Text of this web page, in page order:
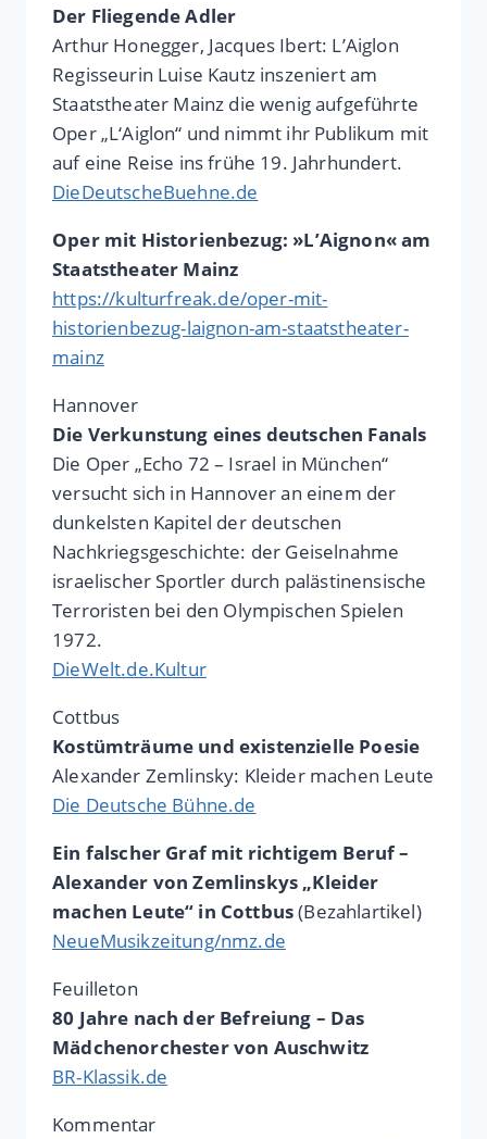
Der Fliegende Adler
Arthur Honegger, Jacques Ibert: L’Aiglon
Regisseurin Luise Kautz inszeniert am
Staatstheater Mainz die wenig aufgeführte
Oper „L‘Aiglon“ und nimmt ihr Publikum mit
auf eine Reise ins frühe 19. Jahrhundert.
DieDeutscheBuehne.de
Oper mit Historienbezug: »L’Aignon« am
Staatstheater Mainz
https://kulturfreak.de/oper-mit-
historienbezug-laignon-am-staatstheater-
mainz
Hannover
Die Verkunstung eines deutschen Fanals
Die Oper „Echo 72 – Israel in München“
versucht sich in Hannover an einem der
dunkelsten Kapitel der deutschen
Nachkriegsgeschichte: der Geiselnahme
israelischer Sportler durch palästinensische
Terroristen bei den Olympischen Spielen
1972.
DieWelt.de.Kultur
Cottbus
Kostümträume und existenzielle Poesie
Alexander Zemlinsky: Kleider machen Leute
Die Deutsche Bühne.de
Ein falscher Graf mit richtigem Beruf –
Alexander von Zemlinskys „Kleider
machen Leute“ in Cottbus(Bezahlartikel)
NeueMusikzeitung/nmz.de
Feuilleton
80 Jahre nach der Befreiung – Das
Mädchenorchester von Auschwitz
BR-Klassik.de
Kommentar